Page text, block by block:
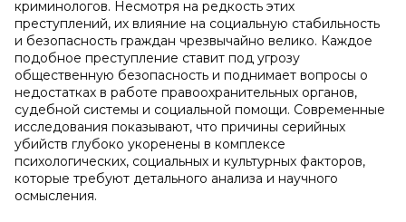
криминологов. Несмотря на редкость этих
преступлений, их влияние на социальную стабильность
и безопасность граждан чрезвычайно велико. Каждое
подобное преступление ставит под угрозу
общественную безопасность и поднимает вопросы о
недостатках в работе правоохранительных органов,
судебной системы и социальной помощи. Современные
исследования показывают, что причины серийных
убийств глубоко укоренены в комплексе
психологических, социальных и культурных факторов,
которые требуют детального анализа и научного
осмысления.